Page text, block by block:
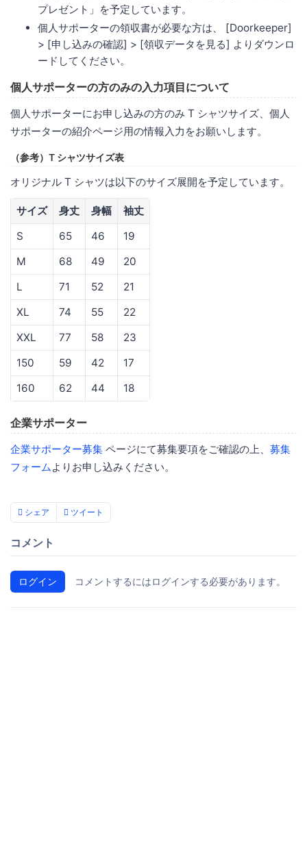
プレゼント」を予定しています。
個人サポーターの領収書が必要な方は、 [Doorkeeper]
> [申し込みの確認] > [領収データを見る] よりダウンロ
ードしてください。
個人サポーターの方のみの入力項目について
個人サポーターにお申し込みの方のみ T シャツサイズ、個人
サポーターの紹介ページ用の情報入力をお願いします。
（参考）T シャツサイズ表
オリジナル T シャツは以下のサイズ展開を予定しています。
サイズ 身丈 身幅
袖丈
S
65 46
19
M
68 49
20
L
71 52
21
XL
74 55
22
XXL
77 58
23
150
59 42
17
160
62 44 18
企業サポーター
企業サポーター募集 ページにて募集要項をご確認の上、 募集
フォームよりお申し込みください。
シェア ツイート
コメント
ログイン コメントするにはログインする必要があります。